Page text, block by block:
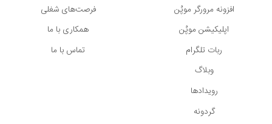
افزونه مرورگر موپُن
اپلیکیشن موپُن
ربات تلگرام
وبلاگ
رویدادها
گردونه
فرصت‌های شغلی
همکاری با ما
تماس با ما